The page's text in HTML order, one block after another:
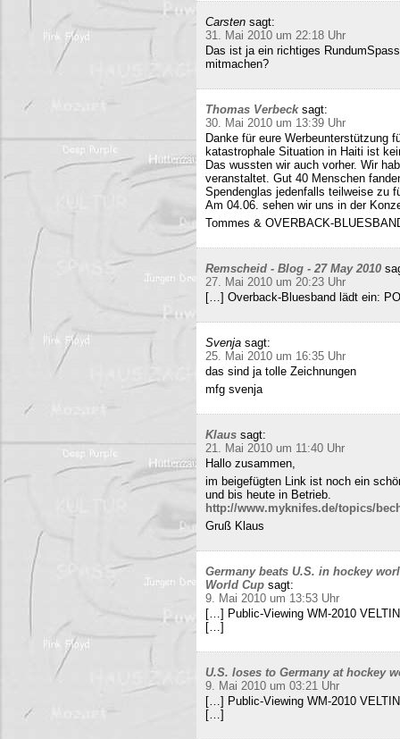
Carsten sagt:
31. Mai 2010 um 22:18 Uhr
Das ist ja ein richtiges
mitmachen?
Thomas Verbeck sagt:
30. Mai 2010 um 13:39 Uhr
Danke für eure Werbeunterstützung
katastrophale Situation in Haiti ist
Das wussten wir auch vorher. Wir
veranstaltet. Gut 40 Menschen
Spendenglas jedenfalls teilweise zu
Am 04.06. sehen wir uns in der
Tommes & OVERBACK-
Remscheid - Blog - 27 May 2010
27. Mai 2010 um 20:23 Uhr
[…] Overback-Bluesband lädt ein:
Svenja sagt:
25. Mai 2010 um 16:35 Uhr
das sind ja tolle Zeichnungen
mfg svenja
Klaus sagt:
21. Mai 2010 um 11:40 Uhr
Hallo zusammen,
im beigefügten Link ist noch ein
und bis heute in Betrieb.
http://www.myknifes.de/topics/
Gruß Klaus
Germany beats U.S. in hockey
World Cup sagt:
9. Mai 2010 um 13:53 Uhr
[…] Public-Viewing WM-2010
[…]
U.S. loses to Germany at hockey
9. Mai 2010 um 03:21 Uhr
[…] Public-Viewing WM-2010
[…]